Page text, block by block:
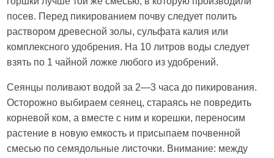
посев. Перед пикированием почву следует полить
раствором древесной золы, сульфата калия или
комплексного удобрения. На 10 литров воды следует
взять по 1 чайной ложке любого из удобрений.
Сеянцы поливают водой за 2—3 часа до пикирования.
Осторожно выбираем сеянец, стараясь не повредить
корневой ком, а вместе с ним и корешки, переносим
растение в новую емкость и присыпаем почвенной
смесью по семядольные листочки. Внимание: между